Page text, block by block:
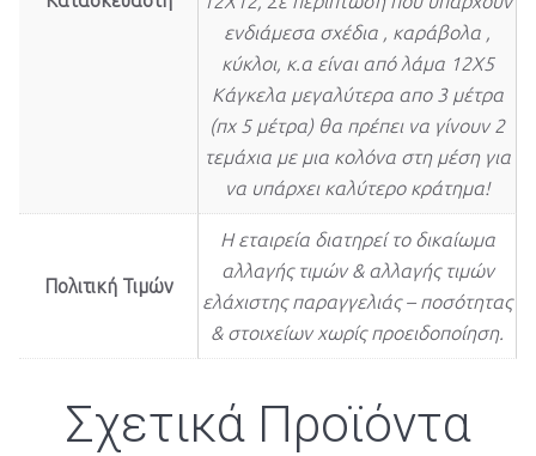
ενδιάμεσα σχέδια , καράβολα ,
κύκλοι, κ.α είναι από λάμα 12Χ5
Κάγκελα μεγαλύτερα απο 3 μέτρα
(πχ 5 μέτρα) θα πρέπει να γίνουν 2
τεμάχια με μια κολόνα στη μέση για
να υπάρχει καλύτερο κράτημα!
Πολιτική Τιμών
Η εταιρεία διατηρεί το δικαίωμα
αλλαγής τιμών & αλλαγής τιμών
ελάχιστης παραγγελιάς – ποσότητας
& στοιχείων χωρίς προειδοποίηση.
Σχετικά Προϊόντα